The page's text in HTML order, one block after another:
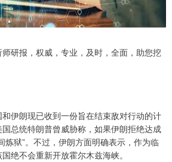
报，权威，专业，及时，全面，助您挖
朗现已收到一份旨在结束敌对行动的计
总统特朗普曾威胁称，如果伊朗拒绝达成
炼狱”。不过，伊朗方面明确表示，作为临
绝不会重新开放霍尔木兹海峡。